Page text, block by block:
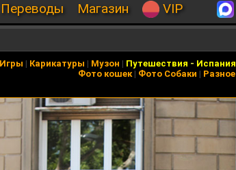
Переводы Магазин VIP
Игры | Карикатуры | Музон | Путешествия - Испания
Фото кошек| Фото Собаки | Разное